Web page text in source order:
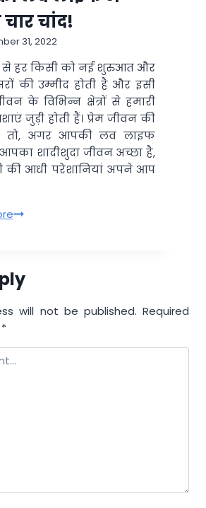
जुलाई
2023,
रविवार
चांद!
31, 2022
हर किसी को नई शुरुआत और
की उम्मीद होती है और इसी
के विभिन्न क्षेत्रों से हमारी
जुड़ी होती हैं। प्रेम जीवन की
तो, अगर आपकी लव लाइफ
शादीशुदा जीवन अच्छा है,
की आधी परेशानियां अपने आप
लाल
किसकी
लाइफ
लगेंगे
चार
will not be published. Required
*